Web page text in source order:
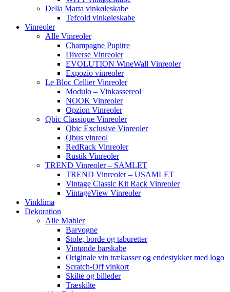
Della Marta vinkøleskabe
Tefcold vinkøleskabe
Vinreoler
Alle Vinreoler
Champagne Pupitre
Diverse Vinreoler
EVOLUTION WineWall Vinreoler
Expozio vinreoler
Le Bloc Cellier Vinreoler
Modulo – Vinkassereol
NOOK Vinreoler
Opzion Vinreoler
Qbic Classique Vinreoler
Qbic Exclusive Vinreoler
Qbus vinreol
RedRack Vinreoler
Rustik Vinreoler
TREND Vinreoler – SAMLET
TREND Vinreoler – USAMLET
Vintage Classic Kit Rack Vinreoler
VintageView Vinreoler
Vinklima
Dekoration
Alle Møbler
Barvogne
Stole, borde og taburetter
Vintønde barskabe
Originale vin trækasser og endestykker med logo
Scratch-Off vinkort
Skilte og billeder
Træskilte